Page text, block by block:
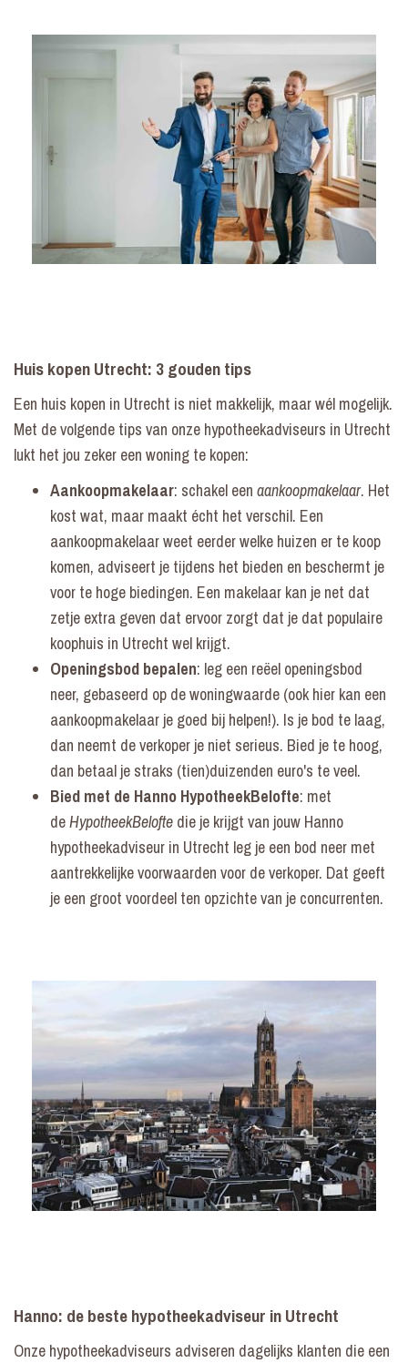
Huis kopen Utrecht: 3 gouden tips
Een huis kopen in Utrecht is niet makkelijk, maar wél mogelijk.
Met de volgende tips van onze hypotheekadviseurs in Utrecht
lukt het jou zeker een woning te kopen:
Aankoopmakelaar: schakel een aankoopmakelaar. Het
kost wat, maar maakt écht het verschil. Een
aankoopmakelaar weet eerder welke huizen er te koop
komen, adviseert je tijdens het bieden en beschermt je
voor te hoge biedingen. Een makelaar kan je net dat
zetje extra geven dat ervoor zorgt dat je dat populaire
koophuis in Utrecht wel krijgt.
Openingsbod bepalen: leg een reëel openingsbod
neer, gebaseerd op dewoningwaarde (ook hier kan een
aankoopmakelaar je goed bij helpen!). Is je bod te laag,
dan neemt de verkoper je niet serieus. Bied je te hoog,
dan betaal je straks (tien)duizenden euro's te veel.
Bied met de Hanno HypotheekBelofte: met
deHypotheekBelofte die je krijgt van jouw Hanno
hypotheekadviseur in Utrecht leg je een bod neer met
aantrekkelijke voorwaarden voor de verkoper. Dat geeft
je een groot voordeel ten opzichte van je concurrenten.
Hanno: de beste hypotheekadviseur in Utrecht
Onze hypotheekadviseurs adviseren dagelijks klanten die een